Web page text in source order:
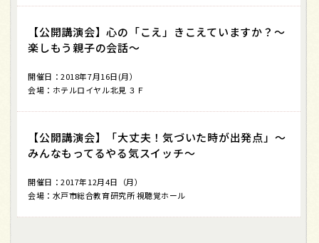
【公開講演会】心の「こえ」きこえていますか？～
楽しもう親子の会話～
開催日：2018年7月16日(月）
会場：ホテルロイヤル北見 ３Ｆ
【公開講演会】「大丈夫！気づいた時が出発点」～
みんなもってるやる気スイッチ～
開催日：2017年12月4日（月）
会場：水戸市総合教育研究所 視聴覚ホール